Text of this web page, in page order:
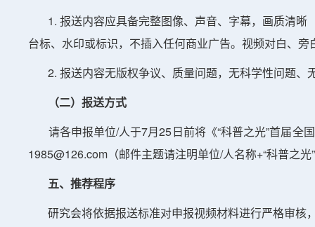
1. 报送内容应具备完整图像、声音、字幕，画质清晰
台标、水印或标识，不插入任何商业广告。视频对白、
2. 报送内容无版权争议、质量问题，无科学性问题、
（二）报送方式
请各申报单位/人于7月25日前将《“科普之光”首届全
1985@126.com（邮件主题请注明单位/人名称+“科普之光
五、推荐程序
研究会将依据报送标准对申报视频材料进行严格审核